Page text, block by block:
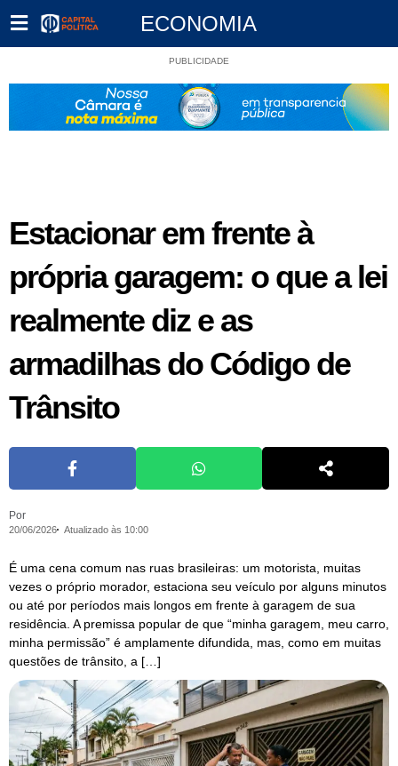
ECONOMIA
PUBLICIDADE
Estacionar em frente à
própria garagem: o que a lei
realmente diz e as
armadilhas do Código de
Trânsito
Por
20/06/2026 Atualizado às 10:00
É uma cena comum nas ruas brasileiras: um motorista, muitas
vezes o próprio morador, estaciona seu veículo por alguns minutos
ou até por períodos mais longos em frente à garagem de sua
residência. A premissa popular de que “minha garagem, meu carro,
minha permissão” é amplamente difundida, mas, como em muitas
questões de trânsito, a […]